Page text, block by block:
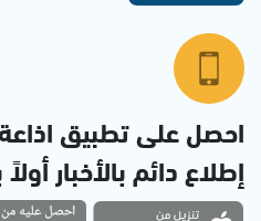
احصل على تطبيق
إطلاع دائم بالأخبار